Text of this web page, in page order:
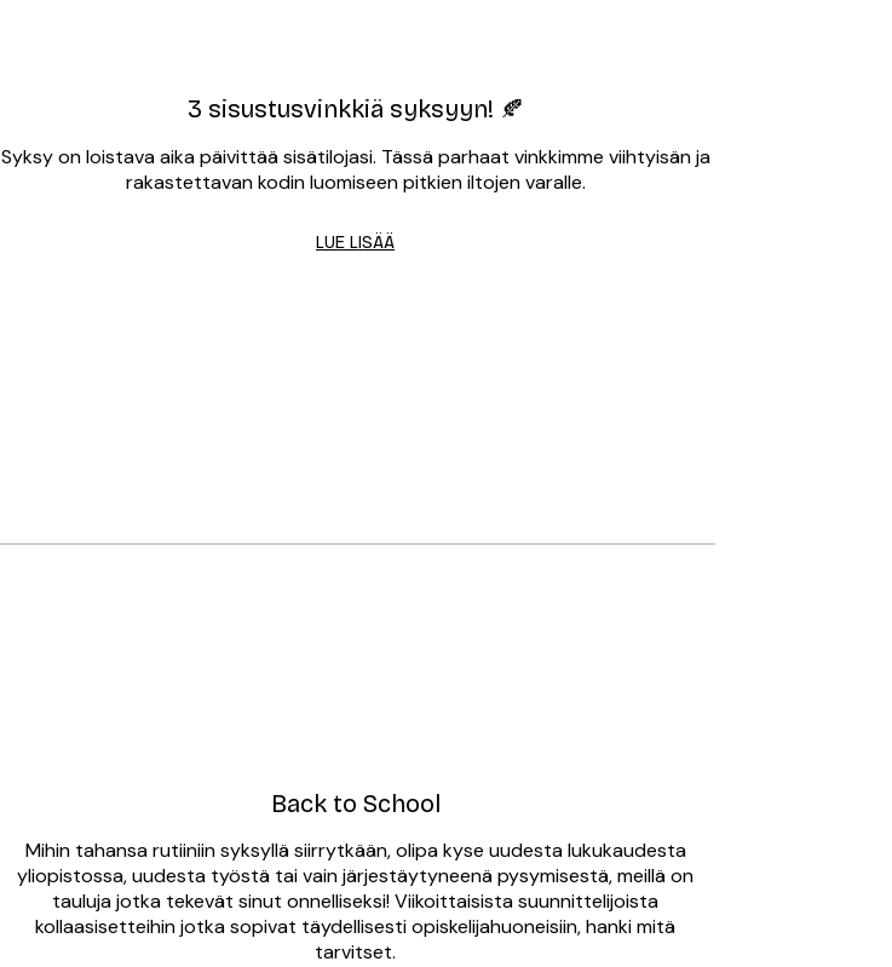
3 sisustusvinkkiä syksyyn! 🍂
Syksy on loistava aika päivittää sisätilojasi. Tässä parhaat vinkkimme viihtyisän ja
rakastettavan kodin luomiseen pitkien iltojen varalle.
LUE LISÄÄ
Back to School
Mihin tahansa rutiiniin syksyllä siirrytkään, olipa kyse uudesta lukukaudesta
yliopistossa, uudesta työstä tai vain järjestäytyneenä pysymisestä, meillä on
tauluja jotka tekevät sinut onnelliseksi! Viikoittaisista suunnittelijoista
kollaasisetteihin jotka sopivat täydellisesti opiskelijahuoneisiin, hanki mitä
tarvitset.